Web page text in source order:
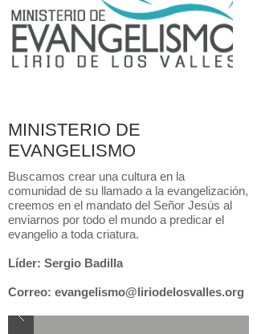
MINISTERIO DE
EVANGELISMO
Buscamos crear una cultura en la
comunidad de su llamado a la evangelización,
creemos en el mandato del Señor Jesús al
enviarnos por todo el mundo a predicar el
evangelio a toda criatura.
Líder: Sergio Badilla
Correo: evangelismo@liriodelosvalles.org